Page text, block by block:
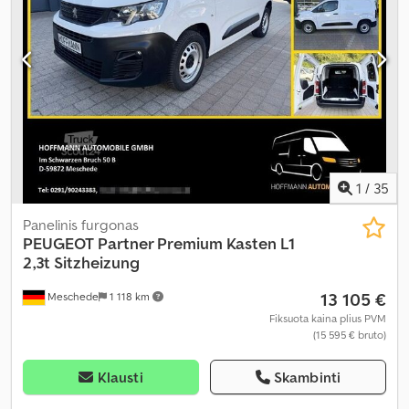
centrinis užraktas, elektroninė stabilumo programa (ESP),
imobilaizerio sistema, kruizo kontrolė, navigacijos sistema, oro
kondicionavimas, oro pagalvė, priešrūkiniai žibintai, statymo
jutikliai, stumdomos durys, suodžių filtras, sėdynės šildytuvas,
trauki kontrolė, vairo stiprintuvas,
1 / 35
Meschede 1 118 km
Panelinis furgonas
PEUGEOT Partner Premium Kasten L1
2,3t Sitzheizung
13 105 €
Fiksuota kaina plius PVM
(15 595 € bruto)
Klausti Skambinti